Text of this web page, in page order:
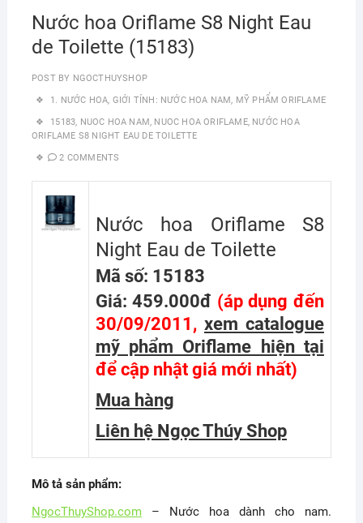
Nước hoa Oriflame S8 Night Eau
de Toilette (15183)
POST BY NGOCTHUYSHOP
1. NƯỚC HOA, GIỚI TÍNH: NƯỚC HOA NAM, MỸ PHẨM ORIFLAME
15183, NUOC HOA NAM, NUOC HOA ORIFLAME, NƯỚC HOA
ORIFLAME S8 NIGHT EAU DE TOILETTE
2 COMMENTS
Nước hoa Oriflame S8
Night Eau de Toilette
Mã số: 15183
Giá: 459.000đ (áp dụng đến
30/09/2011, xem catalogue
mỹ phẩm Oriflame hiện tại
để cập nhật giá mới nhất)
Mua hàng
Liên hệ Ngọc Thúy Shop
Mô tả sản phẩm:
NgocThuyShop.com– Nước hoa dành cho nam.